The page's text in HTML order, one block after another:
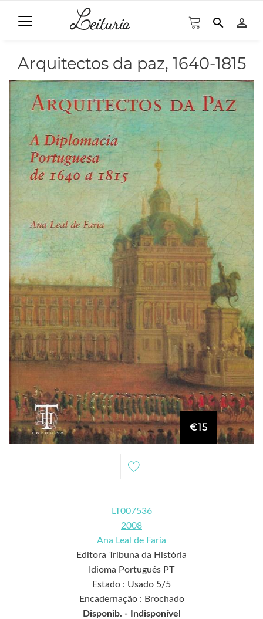
search person_outline
Arquitectos da paz, 1640-1815
€15
LT007536
2008
Ana Leal de Faria
Editora Tribuna da História
Idioma Português PT
Estado : Usado 5/5
Encadernação : Brochado
Disponib. -
Indisponível